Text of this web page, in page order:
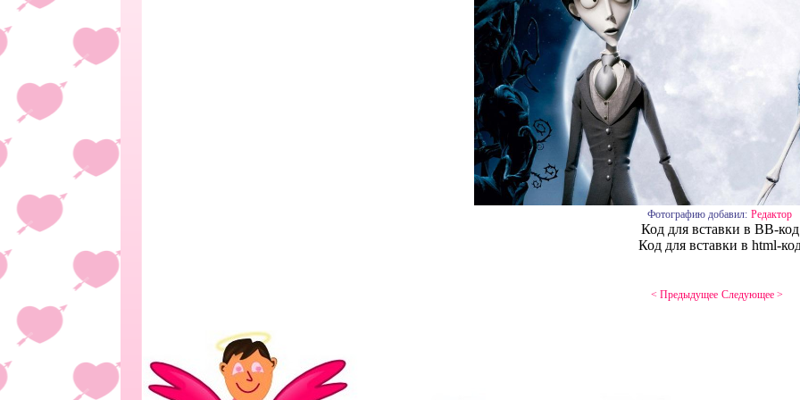
Фотографию добавил: Редактор
Код для вставки в BB-код
Код для вставки в html-
< Предыдущее Следующее >